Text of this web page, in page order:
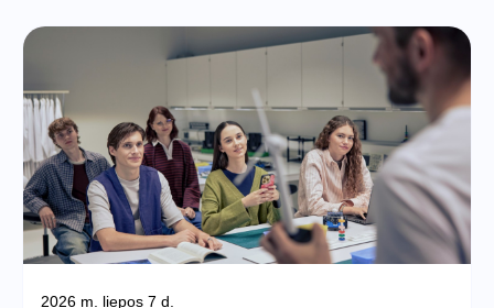
2026 m. liepos 7 d.